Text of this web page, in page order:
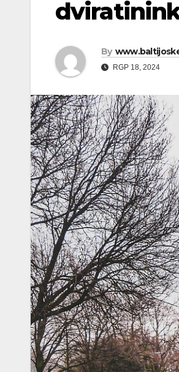
By
RGP 18, 2024